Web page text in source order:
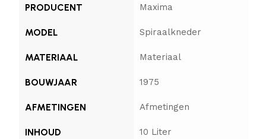
PRODUCENT Maxima
MODEL Spiraalkneder
MATERIAAL Materiaal
BOUWJAAR 1975
AFMETINGEN Afmetingen
INHOUD 10 Liter